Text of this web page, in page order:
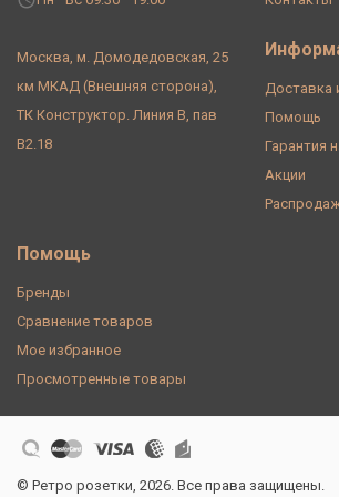
Москва, м. Домодедовская, 25
км МКАД (Внешняя сторона),
ТК Конструктор. Линия В, пав
В2.18
Доставка
Помощь
Гарантия
Акции
Помощь
Бренды
Сравнение товаров
Мое избранное
Просмотренные товары
© Ретро розетки, 2026. Все права защищены.